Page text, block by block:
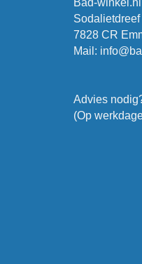
Bad-winkel.nl
Sodalietdreef
7828 CR
Mail :
Advies
(Op